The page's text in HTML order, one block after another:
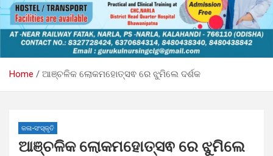
Home ଆଞ୍ଚଳିକ ଲୋକମହୋତ୍ସଵ ରେ ଝୁମିଲେ ଦର୍ଶକ
କଳା-ସଂସ୍କୃତି
ଆଞ୍ଚଳିକ ଲୋକମହୋତ୍ସଵ ରେ ଝୁମିଲେ